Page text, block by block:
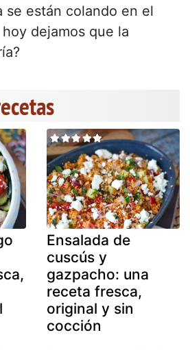
se están colando en el
dejamos que la
Ensalada de
cuscús y
gazpacho: una
receta fresca,
original y sin
cocción